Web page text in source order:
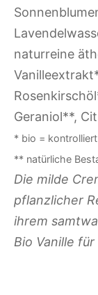
naturreine
Geraniol**,
* bio =
** natürliche
Die milde
pflanzlicher
ihrem
Bio Vanille